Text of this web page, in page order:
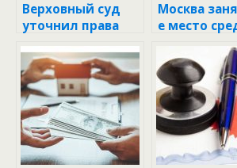
Верховный суд
уточнил права
выявившего
недостатки
покупателя
машино-места ::
Жилье :: РБК
Недвижимость
Москва
е место
росту цен
жилье за
Жилье :: РБК